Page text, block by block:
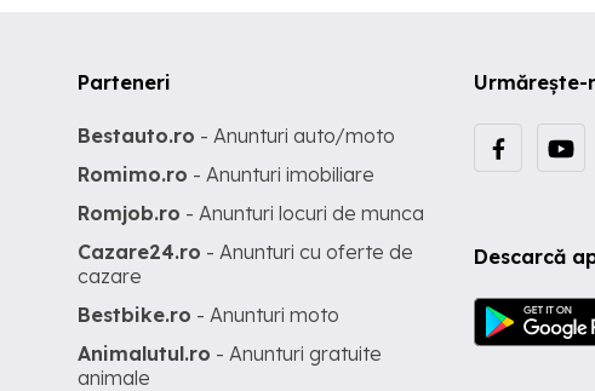
Urmărește-
Descarcă
Parteneri
Bestauto.ro - Anunturi auto/moto
Romimo.ro - Anunturi imobiliare
Romjob.ro - Anunturi locuri de munca
Cazare24.ro - Anunturi cu oferte de
cazare
Bestbike.ro - Anunturi moto
Animalutul.ro - Anunturi gratuite
animale